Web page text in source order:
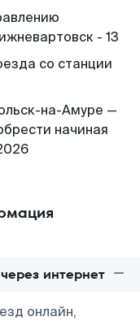
- 13
со станции
на-Амуре —
начиная
интернет
онлайн,